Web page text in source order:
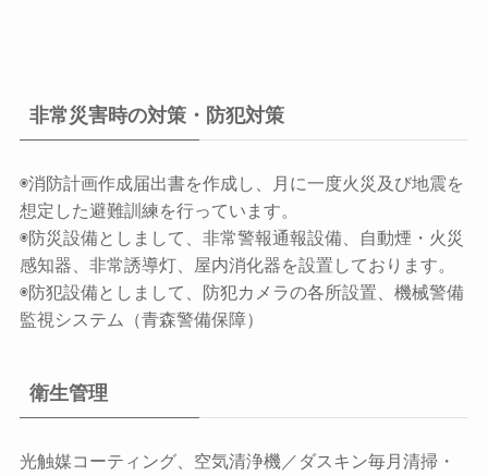
非常災害時の対策・防犯対策
◉消防計画作成届出書を作成し、月に一度火災及び地震を
想定した避難訓練を行っています。
◉防災設備としまして、非常警報通報設備、自動煙・火災
感知器、非常誘導灯、屋内消化器を設置しております。
◉防犯設備としまして、防犯カメラの各所設置、機械警備
監視システム（青森警備保障）
衛生管理
光触媒コーティング、空気清浄機／ダスキン毎月清掃・